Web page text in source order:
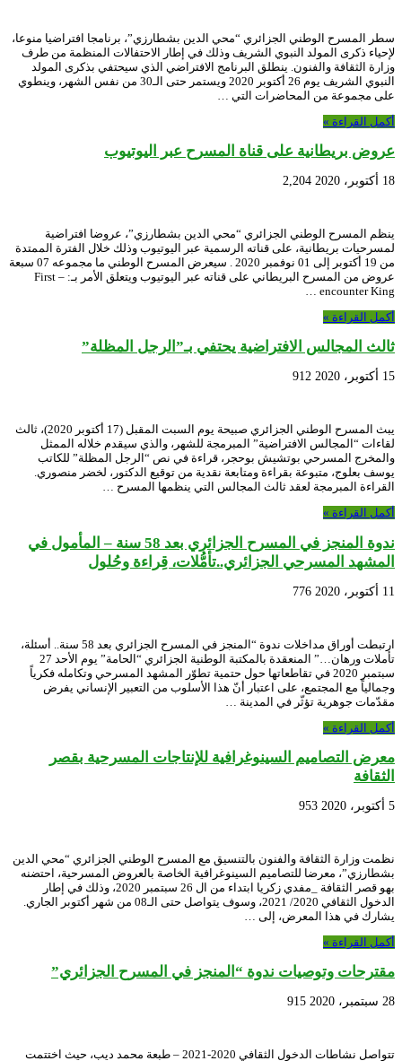
سطر المسرح الوطني الجزائري “محي الدين بشطارزي”، برنامجا افتراضيا منوعا،
لإحياء ذكرى المولد النبوي الشريف وذلك في إطار الاحتفالات المنظمة من طرف
وزارة الثقافة والفنون. ينطلق البرنامج الافتراضي الذي سيحتفي بذكرى المولد
النبوي الشريف يوم 26 أكتوبر 2020 ويستمر حتى الـ30 من نفس الشهر، وينطوي
على مجموعة من المحاضرات التي …
أكمل القراءة »
عروض بريطانية على قناة المسرح عبر اليوتيوب
18 أكتوبر، 2020 2,204
ينظم المسرح الوطني الجزائري “محي الدين بشطارزي”، عروضا افتراضية
لمسرحيات بريطانية، على قناته الرسمية عبر اليوتيوب وذلك خلال الفترة الممتدة
من 19 أكتوبر إلى 01 نوفمبر 2020 . سيعرض المسرح الوطني ما مجموعه 07 سبعة
عروض من المسرح البريطاني على قناته عبر اليوتيوب ويتعلق الأمر بـ: – First
encounter King …
أكمل القراءة »
ثالث المجالس الافتراضية يحتفي بـ”الرجل المظلة”
15 أكتوبر، 2020 912
يبث المسرح الوطني الجزائري صبيحة يوم السبت المقبل (17 أكتوبر 2020)، ثالث
لقاءات “المجالس الافتراضية” المبرمجة للشهر، والذي سيقدم خلاله الممثل
والمخرج المسرحي بوتشيش بوحجر، قراءة في نص “الرجل المظلة” للكاتب
يوسف بعلوج، متبوعة بقراءة ومتابعة نقدية من توقيع الدكتور، لخضر منصوري.
القراءة المبرمجة لعقد ثالث المجالس التي ينظمها المسرح …
أكمل القراءة »
ندوة المنجز في المسرح الجزائري بعد 58 سنة – المأمول في
المشهد المسرحي الجزائري..تأمُّلات، قِراءة وحُلول
11 أكتوبر، 2020 776
ارتبطت أوراق مداخلات ندوة “المنجز في المسرح الجزائري بعد 58 سنة.. أسئلة،
تأملات ورهان…” المنعقدة بالمكتبة الوطنية الجزائري “الحامة” يوم الأحد 27
سبتمبر 2020 في تقاطعاتها حول حتمية تطوّر المشهد المسرحي وتكامله فكرياً
وجمالياً مع المجتمع، على اعتبار أنّ هذا الأسلوب من التعبير الإنساني يفرض
مقدّمات جوهرية تؤثّر في المدينة …
أكمل القراءة »
معرض التصاميم السينوغرافية للإنتاجات المسرحية بقصر
الثقافة
5 أكتوبر، 2020 953
نظمت وزارة الثقافة والفنون بالتنسيق مع المسرح الوطني الجزائري “محي الدين
بشطارزي”، معرضا للتصاميم السينوغرافية الخاصة بالعروض المسرحية، احتضنه
بهو قصر الثقافة _مفدي زكريا ابتداء من ال 26 سبتمبر 2020، وذلك في إطار
الدخول الثقافي 2020/ 2021، وسوف يتواصل حتى الـ08 من شهر أكتوبر الجاري.
يشارك في هذا المعرض، إلى …
أكمل القراءة »
مقترحات وتوصيات ندوة “المنجز في المسرح الجزائري”
28 سبتمبر، 2020 915
تتواصل نشاطات الدخول الثقافي 2020-2021 – طبعة محمد ديب، حيث اختتمت